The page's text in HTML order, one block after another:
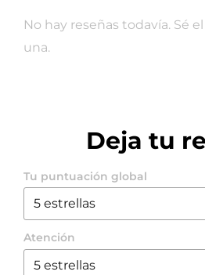
No hay reseñas todavía. Sé
una.
Deja tu
Tu puntuación global
Atención